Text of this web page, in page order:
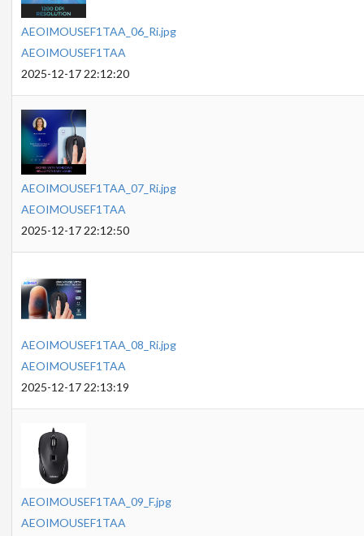
AEOIMOUSEF1TAA_06_Ri.jpg
AEOIMOUSEF1TAA
2025-12-17 22:12:20
AEOIMOUSEF1TAA_07_Ri.jpg
AEOIMOUSEF1TAA
2025-12-17 22:12:50
AEOIMOUSEF1TAA_08_Ri.jpg
AEOIMOUSEF1TAA
2025-12-17 22:13:19
AEOIMOUSEF1TAA_09_F.jpg
AEOIMOUSEF1TAA